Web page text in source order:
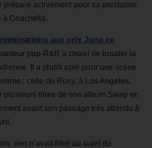
prépare activement pour sa prestation
à Coachella.
aux prix Juno ce
pop‑R&B a choisi de bouder la
Il a plutôt opté pour une scène
: celle du Roxy, à Los Angeles,
plusieurs titres de son album Swag en
avant son passage très attendu à
rien n’avait filtré au sujet du